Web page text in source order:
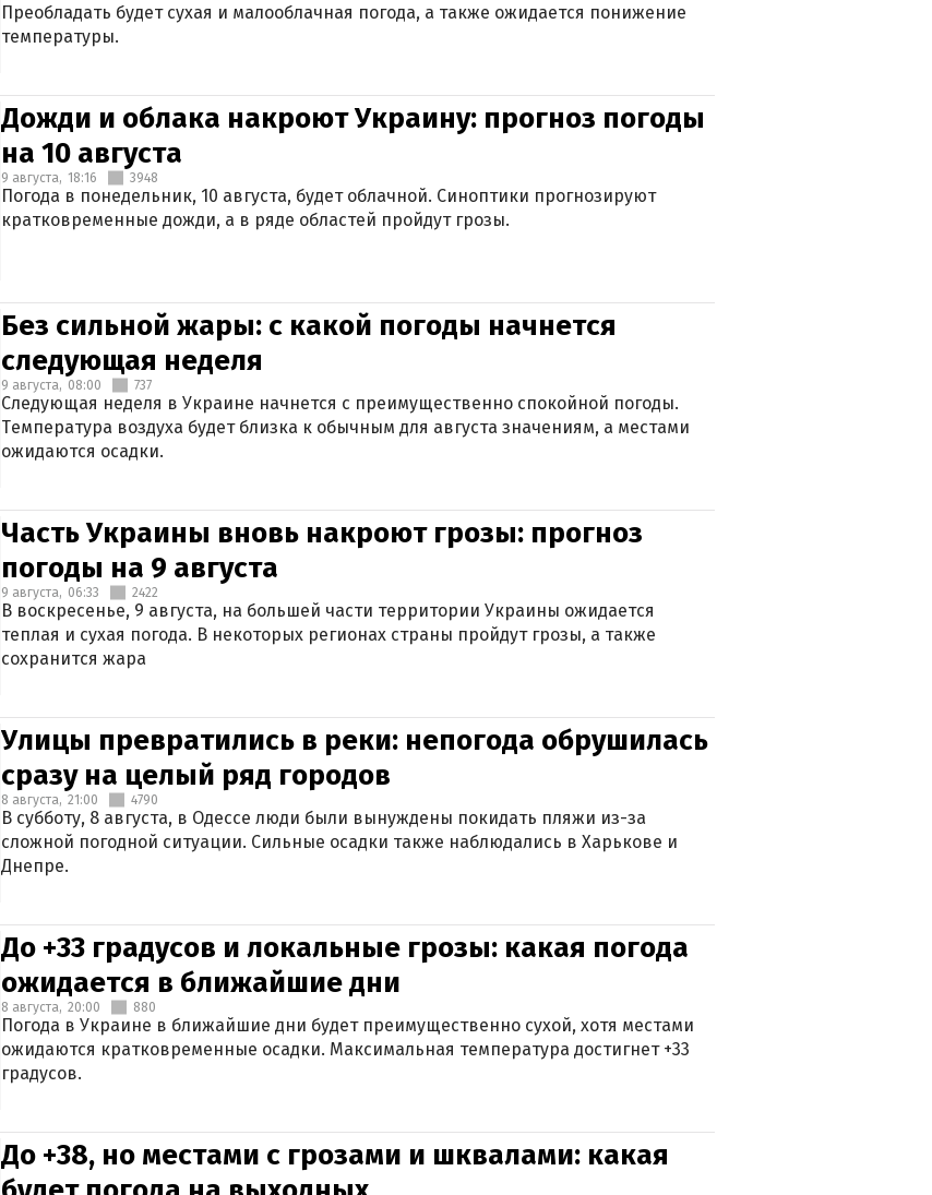
Преобладать будет сухая и малооблачная погода, а также ожидается понижение
температуры.
Дожди и облака накроют Украину: прогноз погоды
на 10 августа
9 августа, 18:16 3948
Погода в понедельник, 10 августа, будет облачной. Синоптики прогнозируют
кратковременные дожди, а в ряде областей пройдут грозы.
Без сильной жары: с какой погоды начнется
следующая неделя
9 августа, 08:00 737
Следующая неделя в Украине начнется с преимущественно спокойной погоды.
Температура воздуха будет близка к обычным для августа значениям, а местами
ожидаются осадки.
Часть Украины вновь накроют грозы: прогноз
погоды на 9 августа
9 августа, 06:33 2422
В воскресенье, 9 августа, на большей части территории Украины ожидается
теплая и сухая погода. В некоторых регионах страны пройдут грозы, а также
сохранится жара
Улицы превратились в реки: непогода обрушилась
сразу на целый ряд городов
8 августа, 21:00 4790
В субботу, 8 августа, в Одессе люди были вынуждены покидать пляжи из-за
сложной погодной ситуации. Сильные осадки также наблюдались в Харькове и
Днепре.
До +33 градусов и локальные грозы: какая погода
ожидается в ближайшие дни
8 августа, 20:00 880
Погода в Украине в ближайшие дни будет преимущественно сухой, хотя местами
ожидаются кратковременные осадки. Максимальная температура достигнет +33
градусов.
До +38, но местами с грозами и шквалами: какая